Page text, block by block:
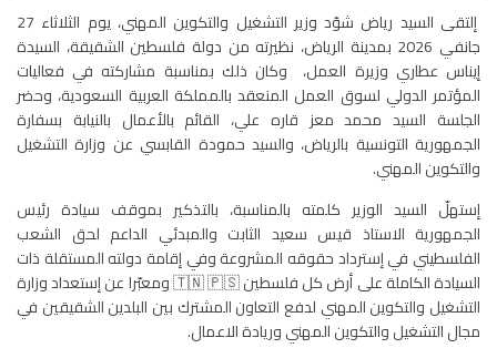
إلتقى السيد رياض شوّد وزير التشغيل والتكوين المهني، يوم الثلاثاء 27
جانفي 2026 بمدينة الرياض، نظيرته من دولة فلسطين الشقيقة، السيدة
إيناس عطاري وزيرة العمل، وكان ذلك بمناسبة مشاركته في فعاليات
المؤتمر الدولي لسوق العمل المنعقد بالمملكة العربية السعودية، وحضر
الجلسة السيد محمد معز قاره علي، القائم بالأعمال بالنيابة بسفارة
الجمهورية التونسية بالرياض، والسيد حمودة القابسي عن وزارة التشغيل
والتكوين المهني.
إستهلّ السيد الوزير كلمته بالمناسبة، بالتذكير بموقف سيادة رئيس
الجمهورية الاستاذ قيس سعيد الثابت والمبدئي الداعم لحق الشعب
الفلسطيني في إسترداد حقوقه المشروعة وفي إقامة دولته المستقلة ذات
السيادة الكاملة على أرض كل فلسطين 🇹🇳 🇵🇸 ومعبّرا عن إستعداد وزارة
التشغيل والتكوين المهني لدفع التعاون المشترك بين البلدين الشقيقين في
مجال التشغيل والتكوين المهني وريادة الاعمال.